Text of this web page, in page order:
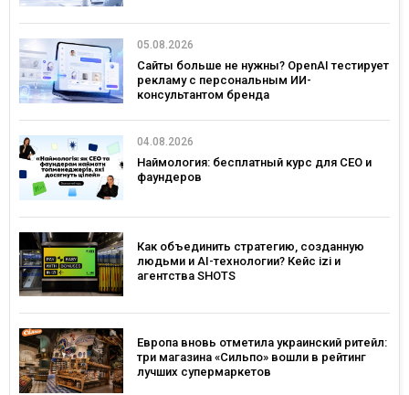
05.08.2026
Сайты больше не нужны? OpenAI тестирует
рекламу с персональным ИИ-
консультантом бренда
04.08.2026
Наймология: бесплатный курс для CEO и
фаундеров
Как объединить стратегию, созданную
людьми и AI-технологии? Кейс izi и
агентства SHOTS
Европа вновь отметила украинский ритейл:
три магазина «Сильпо» вошли в рейтинг
лучших супермаркетов